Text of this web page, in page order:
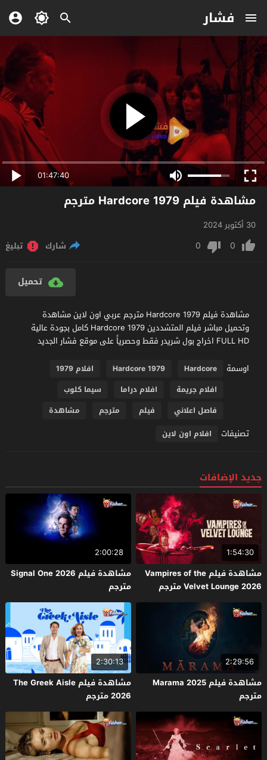
فشار
01:47:40
مشاهدة فيلم Hardcore 1979 مترجم
30 أكتوبر 2024
0
0 شارك تبليغ
تحميل
مشاهدة فيلم Hardcore 1979 مترجم عربي اون لاين مشاهدة
وتحميل مباشر فيلم المتشددين Hardcore 1979 كامل بجودة عالية
FULL HD اخراج بول شريدر فقط وحصرياً على موقع فشار الجديد
اوسمة
Hardcore
Hardcore 1979
افلام 1979
افلام جريمة
افلام دراما
سيما كلوب
فاصل اعلاني
فيلم مترجم مشاهدة
تصنيفات افلام اون لاين
جديد الإضافات
1:54:30
مشاهدة فيلم Vampires of the
Velvet Lounge 2026 مترجم
2:00:28
مشاهدة فيلم Signal One 2026
مترجم
2:29:56
مشاهدة فيلم Marama 2025
مترجم
2:30:13
مشاهدة فيلم The Greek Aisle
2026 مترجم